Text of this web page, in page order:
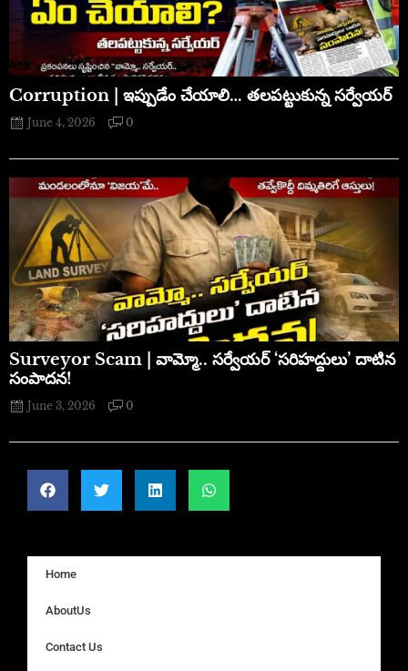
Corruption | ఇప్పుడేం చేయాలి… తలపట్టుకున్న సర్వేయర్
June 4, 2026 0
​Surveyor Scam | వామ్మో.. సర్వేయర్ ‘సరిహద్దులు’ దాటిన
సంపాదన!
June 3, 2026 0
Home
AboutUs
Contact Us